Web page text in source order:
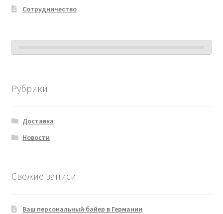
Сотрудничество
Рубрики
Доставка
Новости
Свежие записи
Ваш персональный байер в Германии